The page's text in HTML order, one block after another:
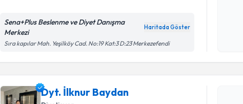
Sena+Plus Beslenme ve Diyet Danışma
Merkezi
Haritada Göster
Sıra kapılar Mah. Yeşilköy Cad. No:19 Kat:3 D:23 Merkezefendi
Dyt. İlknur Baydan